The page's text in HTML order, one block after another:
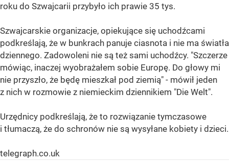
roku do Szwajcarii przybyło ich prawie 35 tys.
Szwajcarskie organizacje, opiekujące się uchodźcami
podkreślają, że w bunkrach panuje ciasnota i nie ma światła
dziennego. Zadowoleni nie są też sami uchodźcy. "Szczerze
mówiąc, inaczej wyobrażałem sobie Europę. Do głowy mi
nie przyszło, że będę mieszkał pod ziemią" - mówił jeden
z nich w rozmowie z niemieckim dziennikiem "Die Welt".
Urzędnicy podkreślają, że to rozwiązanie tymczasowe
i tłumaczą, że do schronów nie są wysyłane kobiety i dzieci.
telegraph.co.uk